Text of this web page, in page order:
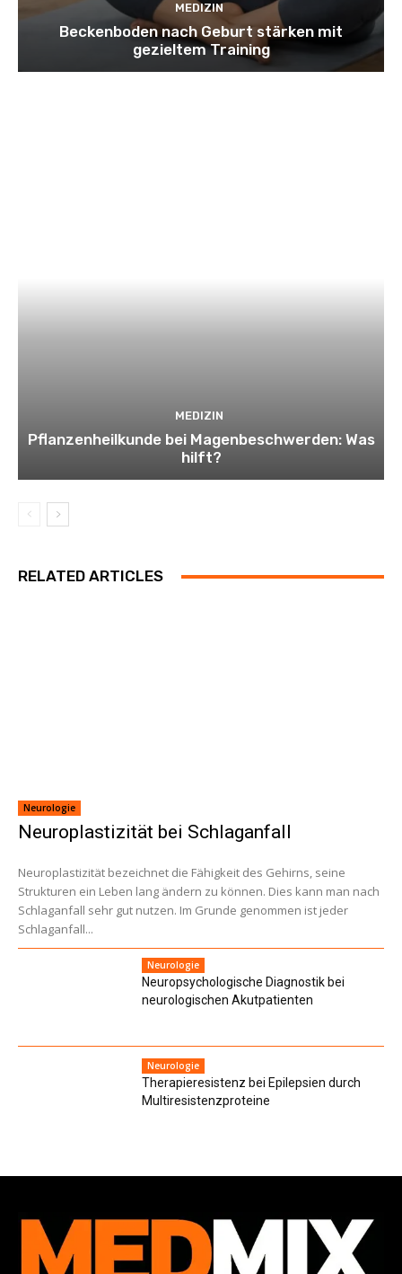
MEDIZIN
Beckenboden nach Geburt stärken mit
gezieltem Training
MEDIZIN
Pflanzenheilkunde bei Magenbeschwerden: Was
hilft?
RELATED ARTICLES
Neurologie
Neuroplastizität bei Schlaganfall
Neuroplastizität bezeichnet die Fähigkeit des Gehirns, seine
Strukturen ein Leben lang ändern zu können. Dies kann man nach
Schlaganfall sehr gut nutzen. Im Grunde genommen ist jeder
Schlaganfall...
Neurologie
Neuropsychologische Diagnostik bei
neuro­logischen Akutpatienten
Neurologie
Therapieresistenz bei Epilepsien durch
Multiresistenz­proteine